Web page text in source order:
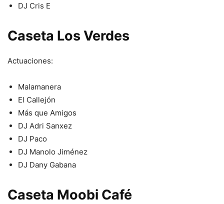
DJ Cris E
Caseta Los Verdes
Actuaciones:
Malamanera
El Callejón
Más que Amigos
DJ Adri Sanxez
DJ Paco
DJ Manolo Jiménez
DJ Dany Gabana
Caseta Moobi Café